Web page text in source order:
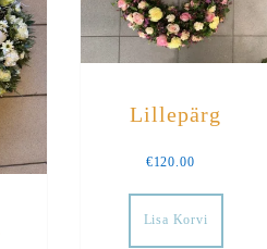
Lillepärg
€120.00
Lisa Korvi